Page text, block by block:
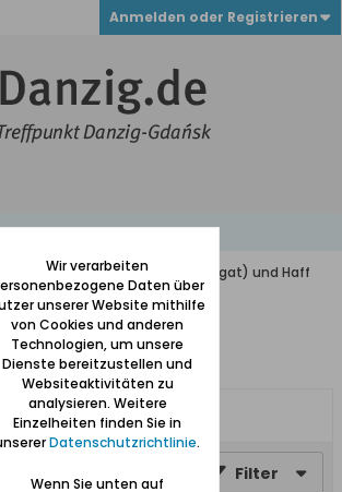
Anmelden oder Registrieren
(zwischen Weichsel und Nogat) und Haff
Filter
Wir verarbeiten
Daten über
unserer Website mithilfe
von Cookies und anderen
Technologien, um unsere
Dienste bereitzustellen und
Websiteaktivitäten zu
analysieren. Weitere
Einzelheiten finden Sie in
Datenschutzrichtlinie.
Wenn Sie unten auf